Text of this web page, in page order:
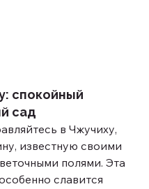
спокойный
сад
в Чжучиху,
известную своими
полями. Эта
славится